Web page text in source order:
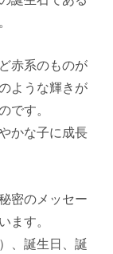
赤系のものが
ような輝きが
です。
かな子に成長
密のメッセー
ます。
、誕生日、誕